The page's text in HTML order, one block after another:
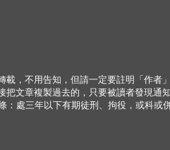
載，不用告知，但請一定要註明「作者
把文章複製過去的，只要被讀者發現通
：處三年以下有期徒刑、拘役，或科或